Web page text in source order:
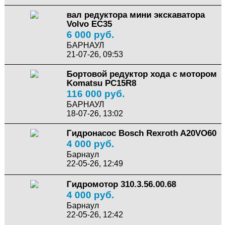
вал редуктора мини экскаватора
Volvo EC35
6 000 руб.
БАРНАУЛ
21-07-26, 09:53
Бортовой редуктор хода с мотором
Komatsu PC15R8
116 000 руб.
БАРНАУЛ
18-07-26, 13:02
Гидронасос Bosch Rexroth A20VO60
4 000 руб.
Барнаул
22-05-26, 12:49
Гидромотор 310.3.56.00.68
4 000 руб.
Барнаул
22-05-26, 12:42